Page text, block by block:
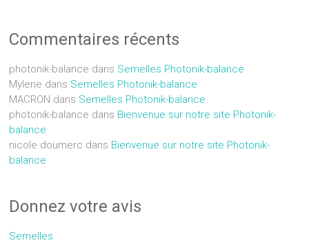
Commentaires récents
photonik-balance dans Semelles Photonik-balance
Mylene dans Semelles Photonik-balance
MACRON dans Semelles Photonik-balance
photonik-balance dans Bienvenue sur notre site Photonik-
balance
nicole doumerc dans Bienvenue sur notre site Photonik-
balance
Donnez votre avis
Semelles